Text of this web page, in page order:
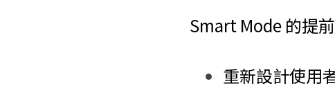
Smart Mode 的提
重新設計使用